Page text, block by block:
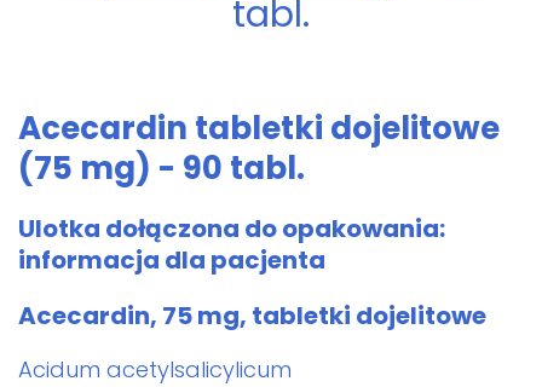
tabl.
Acecardin tabletki dojelitowe
(75 mg) - 90 tabl.
Ulotka dołączona do opakowania:
informacja dla pacjenta
Acecardin, 75 mg, tabletki dojelitowe
Acidum acetylsalicylicum